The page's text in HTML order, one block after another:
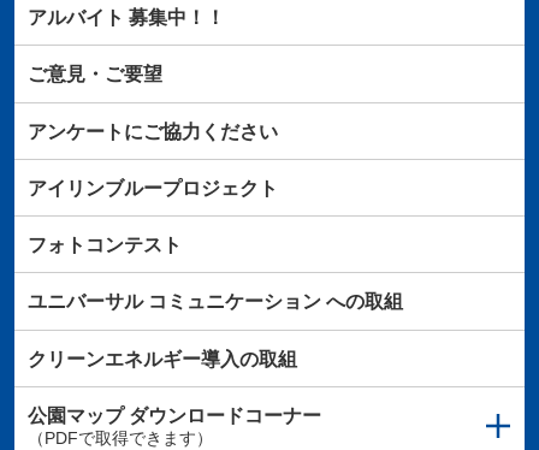
アルバイト 募集中！！
ご意見・ご要望
アンケートにご協力ください
アイリンブループロジェクト
フォトコンテスト
ユニバーサルコミュニケーションへの取組
クリーンエネルギー導入の取組
公園マップダウンロードコーナー
（PDFで取得できます）